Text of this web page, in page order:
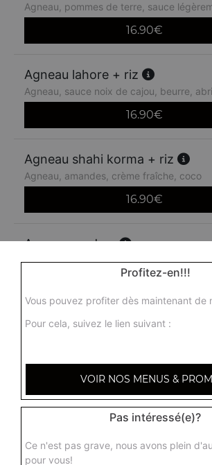
Agneau, pommes de terre, sauce
16.90€
Agneau lahore + riz
Agneau, sauce noix de cajou, beurre,
16.90€
Agneau shahi korma + riz
Agneau, amandes, crème fraîche, coco
16.90€
Agneau madras
Agneau madras, agneau, sauce
Profitez-en!!!
Vous pouvez profiter dès maintenant de
Pour cela, suivez le lien suivant :
VOIR NOS MENUS &
Pas intéressé(e)?
Ce n'est pas grave, nous avons plein
pour vous!